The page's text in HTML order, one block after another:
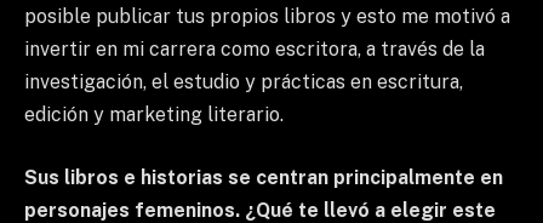
posible publicar tus propios libros y esto me motivó a
invertir en mi carrera como escritora, a través de la
investigación, el estudio y prácticas en escritura,
edición y marketing literario.
Sus libros e historias se centran principalmente en
personajes femeninos. ¿Qué te llevó a elegir este